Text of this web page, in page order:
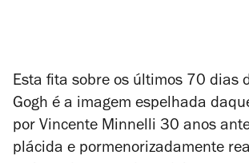
Esta fita sobre os últimos 70 dias
Gogh é a imagem espelhada
por Vincente Minnelli 30 anos
plácida e pormenorizadamente